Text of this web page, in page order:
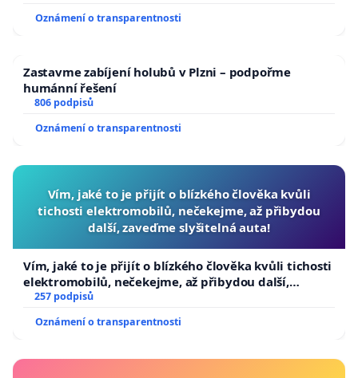
Oznámení o transparentnosti
Zastavme zabíjení holubů v Plzni – podpořme
humánní řešení
806 podpisů
Oznámení o transparentnosti
Vím, jaké to je přijít o blízkého člověka kvůli
tichosti elektromobilů, nečekejme, až přibydou
další, zaveďme slyšitelná auta!
Vím, jaké to je přijít o blízkého člověka kvůli tichosti
elektromobilů, nečekejme, až přibydou další,
zaveďme slyšitelná auta!
257 podpisů
Oznámení o transparentnosti